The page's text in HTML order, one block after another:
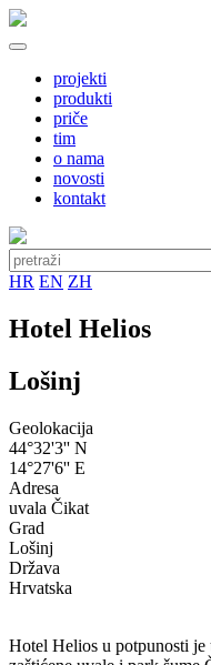
projekti
produkti
priče
tim
o nama
novosti
kontakt
HR EN ZH
Hotel Helios
Lošinj
Geolokacija
44°32'3'' N
14°27'6'' E
Adresa
uvala Čikat
Grad
Lošinj
Država
Hrvatska
Hotel Helios u potpunosti